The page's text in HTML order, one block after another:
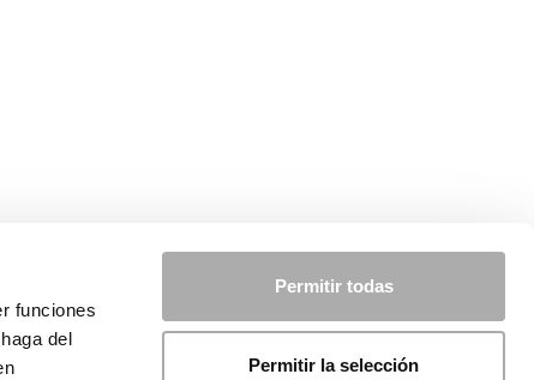
funciones
del
Permitir todas
Permitir la selección